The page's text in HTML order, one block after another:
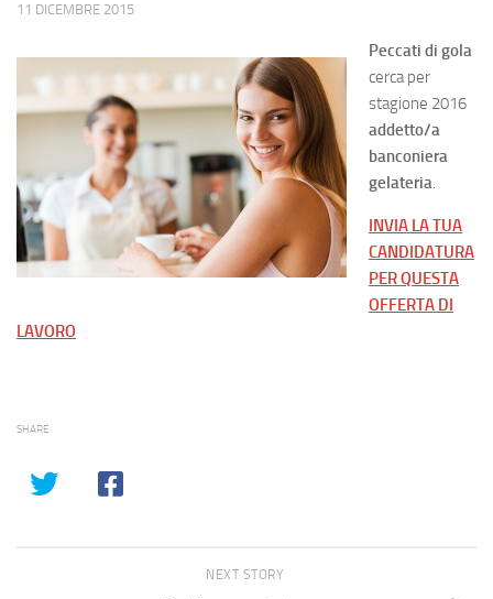
11 DICEMBRE 2015
Peccati di gola
cerca per
stagione 2016
addetto/a
banconiera
gelateria.
INVIA LA TUA
CANDIDATURA
PER QUESTA
OFFERTA DI
LAVORO
SHARE
NEXT STORY